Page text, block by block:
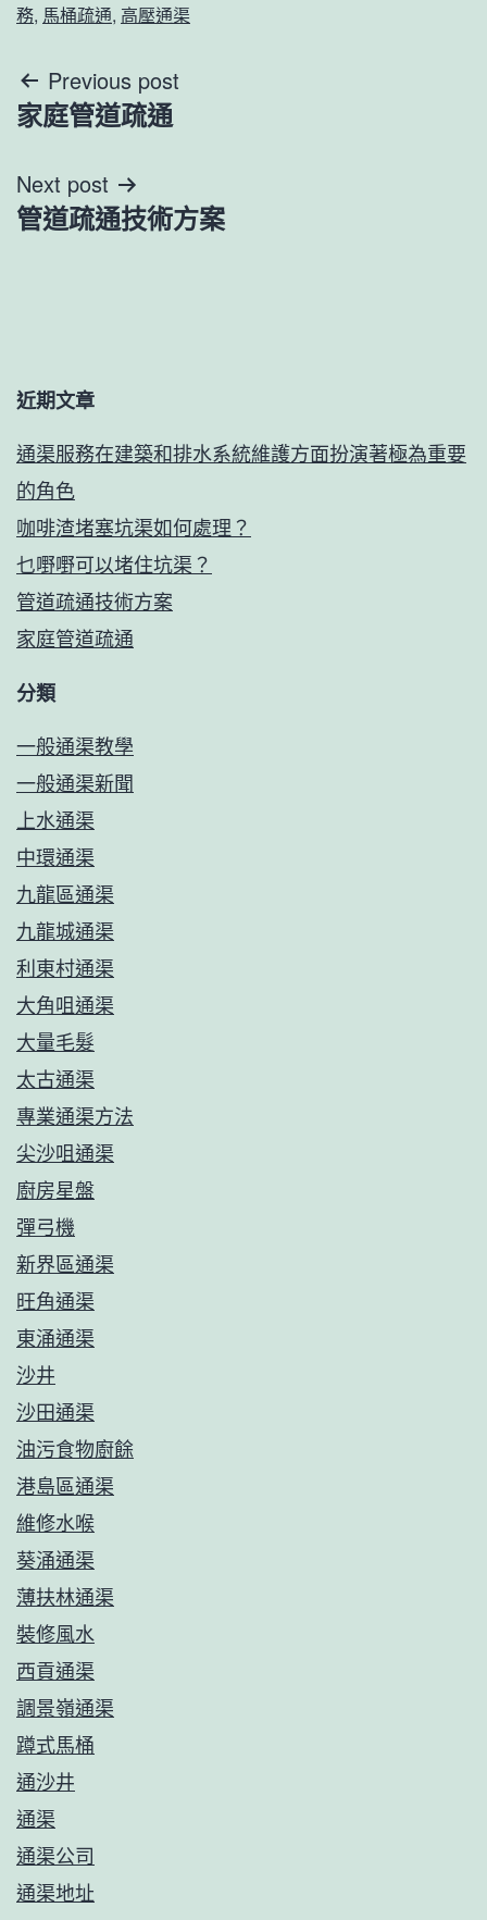
務, 馬桶疏通, 高壓通渠
文
章
導
覽
Previous post
家庭管道疏通
Next post
管道疏通技術方案
近期文章
通渠服務在建築和排水系統維護方面扮演著極為重要
的角色
咖啡渣堵塞坑渠如何處理？
乜嘢嘢可以堵住坑渠？
管道疏通技術方案
家庭管道疏通
分類
一般通渠教學
一般通渠新聞
上水通渠
中環通渠
九龍區通渠
九龍城通渠
利東村通渠
大角咀通渠
大量毛髮
太古通渠
專業通渠方法
尖沙咀通渠
廚房星盤
彈弓機
新界區通渠
旺角通渠
東涌通渠
沙井
沙田通渠
油污食物廚餘
港島區通渠
維修水喉
葵涌通渠
薄扶林通渠
裝修風水
西貢通渠
調景嶺通渠
蹲式馬桶
通沙井
通渠
通渠公司
通渠地址